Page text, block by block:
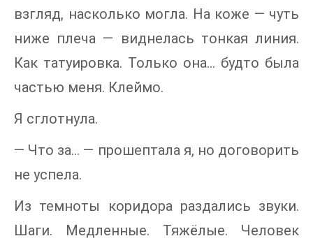
взгляд, насколько могла. На коже — чуть
ниже плеча — виднелась тонкая линия.
Как татуировка. Только она… будто была
частью меня. Клеймо.
Я сглотнула.
— Что за… — прошептала я, но договорить
не успела.
Из темноты коридора раздались звуки.
Шаги. Медленные. Тяжёлые. Человек